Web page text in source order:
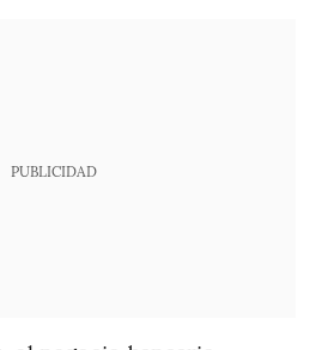
PUBLICIDAD